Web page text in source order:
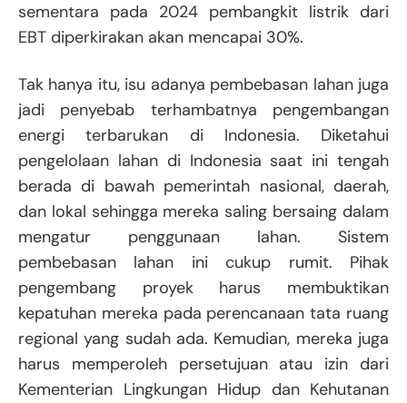
sementara pada 2024 pembangkit listrik dari
EBT diperkirakan akan mencapai 30%.
Tak hanya itu, isu adanya pembebasan lahan juga
jadi penyebab terhambatnya pengembangan
energi terbarukan di Indonesia. Diketahui
pengelolaan lahan di Indonesia saat ini tengah
berada di bawah pemerintah nasional, daerah,
dan lokal sehingga mereka saling bersaing dalam
mengatur penggunaan lahan. Sistem
pembebasan lahan ini cukup rumit. Pihak
pengembang proyek harus membuktikan
kepatuhan mereka pada perencanaan tata ruang
regional yang sudah ada. Kemudian, mereka juga
harus memperoleh persetujuan atau izin dari
Kementerian Lingkungan Hidup dan Kehutanan